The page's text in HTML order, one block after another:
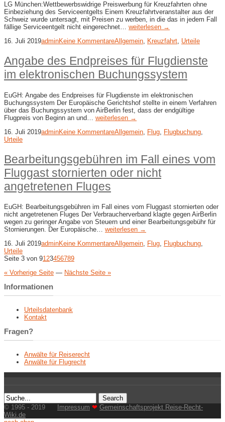
LG München:Wettbewerbswidrige Preiswerbung für Kreuzfahrten ohne
Einbeziehung des Serviceentgelts Einem Kreuzfahrtveranstalter aus der
Schweiz wurde untersagt, mit Preisen zu werben, in die das in jedem Fall
fällige Serviceentgelt nicht eingerechnet… weiterlesen →
16. Juli 2019adminKeine KommentareAllgemein, Kreuzfahrt, Urteile
Angabe des Endpreises für Flugdienste
im elektronischen Buchungssystem
EuGH: Angabe des Endpreises für Flugdienste im elektronischen
Buchungssystem Der Europäische Gerichtshof stellte in einem Verfahren
über das Buchungssystem von AirBerlin fest, dass der endgültige
Flugpreis von Beginn an und… weiterlesen →
16. Juli 2019adminKeine KommentareAllgemein Flug Flugbuchung
Urteile
Bearbeitungsgebühren im Fall eines vom
Fluggast stornierten oder nicht
angetretenen Fluges
EuGH: Bearbeitungsgebühren im Fall eines vom Fluggast stornierten oder
nicht angetretenen Fluges Der Verbraucherverband klagte gegen AirBerlin
wegen zu geringer Angabe von Steuern und einer Bearbeitungsgebühr für
Stornierungen. Der Europäische… weiterlesen →
16. Juli 2019adminKeine KommentareAllgemein Flug Flugbuchung
Urteile
Seite 3 von 91 23456789
« Vorherige Seite — Nächste Seite »
Informationen
Urteilsdatenbank
Kontakt
Fragen?
Anwälte für Reiserecht
Anwälte für Flugrecht
© 1995 - 2019 Impressum ❤ Gemeinschaftsprojekt Reise-Recht-
Wiki.de